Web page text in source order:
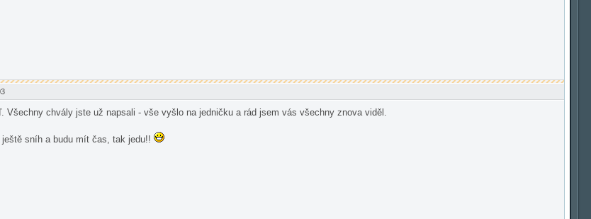
Všechny chvály jste už napsali - vše vyšlo na jedničku a rád jsem vás všechny znova viděl.
sníh a budu mít čas, tak jedu!!